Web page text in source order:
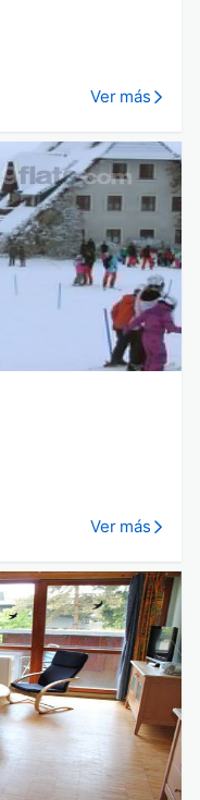
Ver más
Ver más